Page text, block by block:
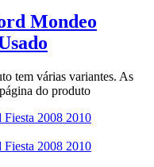
Mondeo
tem várias variantes. As
do produto